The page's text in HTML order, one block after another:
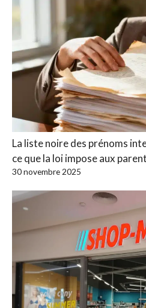
La liste noire des prénoms
ce que la loi impose aux
30 novembre 2025